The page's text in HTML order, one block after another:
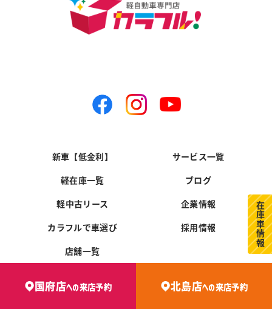
国府店への来店予約 北島店への来店予約
在庫車情報
新車【低金利】
軽在庫一覧
軽中古リース
カラフルで車選び
店舗一覧
サービス一覧
ブログ
企業情報
採用情報